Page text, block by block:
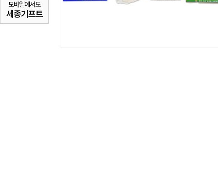
모바일에서도
세종기프트